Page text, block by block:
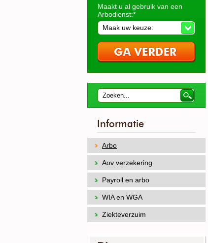
Maakt u al gebruik van een
Arbodienst:*
Maak uw keuze:
Informatie
Arbo
Aov verzekering
Payroll en arbo
WIA en WGA
Ziekteverzuim